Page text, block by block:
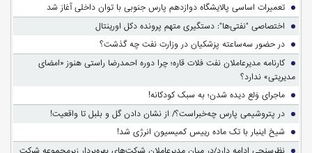
تعمیرات اساسی پالایشگاه دوازدهم پارس جنوبی با توان داخلی آغاز شد
اختصاصی "نفتی‌ها": دستگیری متهم پرونده دکل اورینتال
در حضور سه‌ساعته پزشکیان در وزارت نفت چه گذشت؟
کارنامه مدیرعاملان نفت فلات قاره؛ چرا دوره احمدرضا راستی هنوز «امضای
مدیریتی» ندارد؟
ماجرای وَلع دیده شدن؛ به سبک کودکانه!
در پتروشیمی پارس چه‌خبراست؟/ از نشان دادن گل و بلبل تا واقعیت!
شیخ اینبار با تک ماده رییس کمیسیون انرژی شد!